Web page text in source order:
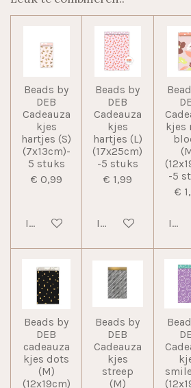
Beads by
DEB
Cadeauza
kjes
hartjes (S)
(7x13cm)-
5 stuks
€ 0,99
In winkelwagen
Beads by
DEB
Cadeauza
kjes
hartjes (L)
(17x25cm)
-5 stuks
€ 1,99
In winkelwagen
kjes
-5
€
In
Beads by
DEB
cadeauza
kjes dots
(M)
(12x19cm)
Beads by
DEB
Cadeauza
kjes
streep
(M)